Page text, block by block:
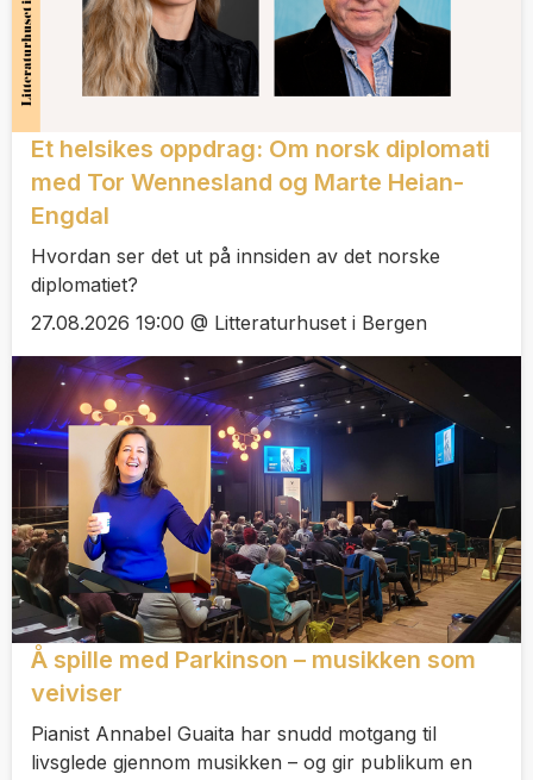
Et helsikes oppdrag: Om norsk diplomati
med Tor Wennesland og Marte Heian-
Engdal
Hvordan ser det ut på innsiden av det norske
diplomatiet?
27.08.2026 19:00 @ Litteraturhuset i Bergen
Å spille med Parkinson – musikken som
veiviser
Pianist Annabel Guaita har snudd motgang til
livsglede gjennom musikken – og gir publikum en